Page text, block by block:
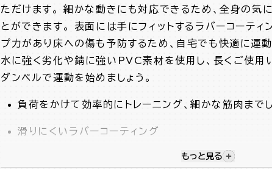
ただけます。 細かな動きにも対応できるため、全身の気
とができます。 表面には手にフィットするラバーコーティ
プ力があり床への傷も予防するため、自宅でも快適に運
水に強く劣化や錆に強いPVC素材を使用し、長くご使用
ダンベルで運動を始めましょう。
負荷をかけて効率的にトレーニング、細かな筋肉まで
滑りにくいラバーコーティング
視覚的に非表
もっと見る